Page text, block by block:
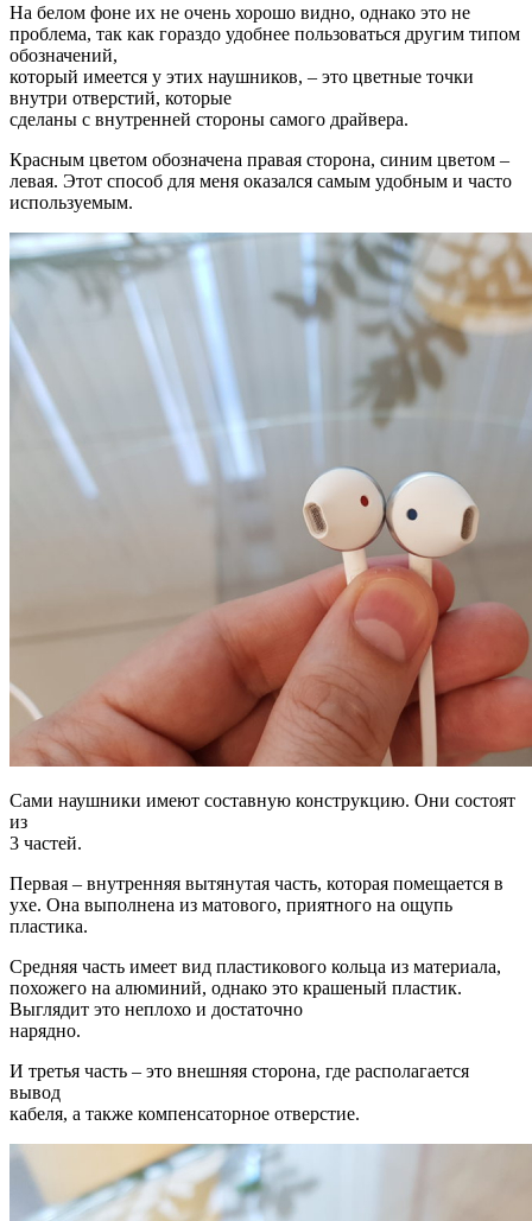
На белом фоне их не очень хорошо видно, однако это не
проблема, так как гораздо удобнее пользоваться другим типом
обозначений,
который имеется у этих наушников, – это цветные точки
внутри отверстий, которые
сделаны с внутренней стороны самого драйвера.
Красным цветом обозначена правая сторона, синим цветом –
левая. Этот способ для меня оказался самым удобным и часто
используемым.
Сами наушники имеют составную конструкцию. Они состоят
из
3 частей.
Первая – внутренняя вытянутая часть, которая помещается в
ухе. Она выполнена из матового, приятного на ощупь
пластика.
Средняя часть имеет вид пластикового кольца из материала,
похожего на алюминий, однако это крашеный пластик.
Выглядит это неплохо и достаточно
нарядно.
И третья часть – это внешняя сторона, где располагается
вывод
кабеля, а также компенсаторное отверстие.